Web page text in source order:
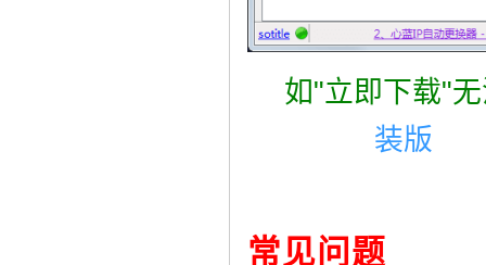
如"立即下载"
装版
常见问题